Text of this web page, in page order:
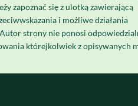
zapoznać się z ulotką zawierającą
i możliwe działania
strony nie ponosi
którejkolwiek z opisywanych